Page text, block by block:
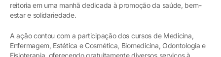
reitoria em uma manhã dedicada à promoção da saúde, bem-
estar e solidariedade.
A ação contou com a participação dos cursos de Medicina,
Enfermagem, Estética e Cosmética, Biomedicina, Odontologia e
Fisioterapia, oferecendo gratuitamente diversos serviços à